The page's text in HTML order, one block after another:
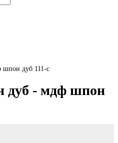
дуб 111-с
дуб - мдф шпон